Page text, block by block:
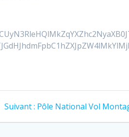
Suivant : Article
Pôle National Vol